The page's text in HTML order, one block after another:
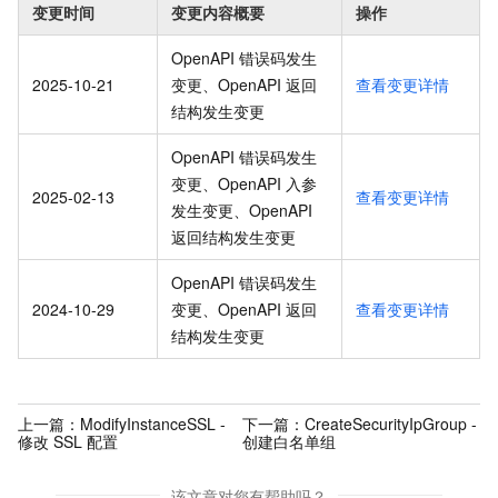
变更时间 变更内容概要 操作
2025-10-21
OpenAPI 错误码发生
变更、OpenAPI 返回
结构发生变更
查看变更详情
2025-02-13
OpenAPI 错误码发生
变更、OpenAPI 入参
发生变更、OpenAPI
返回结构发生变更
查看变更详情
2024-10-29
OpenAPI 错误码发生
变更、OpenAPI 返回
结构发生变更
查看变更详情
上一篇： ModifyInstanceSSL -
修改 SSL 配置
下一篇： CreateSecurityIpGroup -
创建白名单组